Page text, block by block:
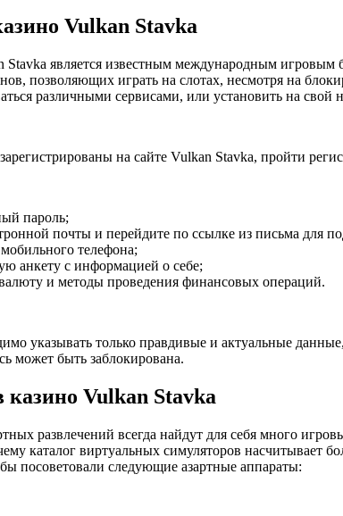
Vulkan Stavka
является известным международным игровым
позволяющих играть на слотах, несмотря на
различными сервисами, или установить на
на сайте Vulkan Stavka, пройти
пароль;
почты и перейдите по ссылке из письма для
телефона;
анкету с информацией о себе;
и методы проведения финансовых операций.
указывать только правдивые и актуальные
может быть заблокирована.
Vulkan Stavka
развлечений всегда найдут для себя много
каталог виртуальных симуляторов
посоветовали следующие азартные аппараты: